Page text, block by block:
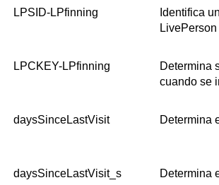
LPSID-LPfinning
Identifica
LPCKEY-LPfinning
Determina
cuando se
daysSinceLastVisit Determina
daysSinceLastVisit_s Determina